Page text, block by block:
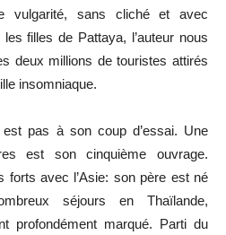
vulgarité, sans cliché et avec
filles de Pattaya, l’auteur nous
deux millions de touristes attirés
insomniaque.
est pas à son coup d’essai. Une
est son cinquième ouvrage.
forts avec l’Asie: son père est né
séjours en Thaïlande,
profondément marqué. Parti du